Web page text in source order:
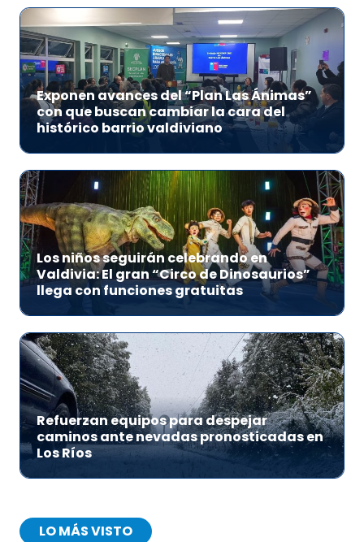
Exponen avances del “Plan Las Ánimas”
con que buscan cambiar la cara del
histórico barrio valdiviano
Los niños seguirán celebrando en
Valdivia: El gran “Circo de Dinosaurios”
llega con funciones gratuitas
Refuerzan equipos para despejar
caminos ante nevadas pronosticadas en
Los Ríos
LO MÁS VISTO